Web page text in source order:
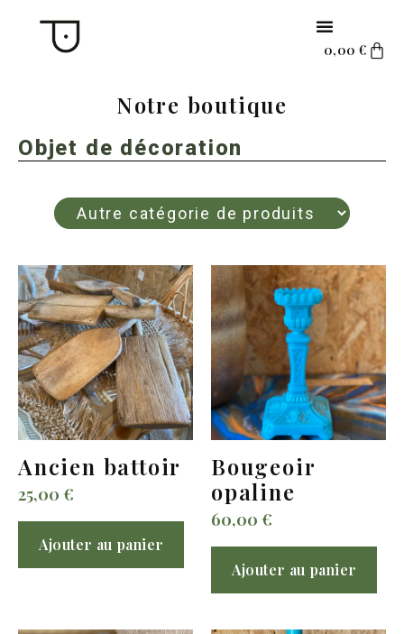
0,00 €
Notre boutique
Objet de décoration
Ancien battoir
25,00€
Ajouter au panier
Bougeoir
opaline
60,00€
Ajouter au panier